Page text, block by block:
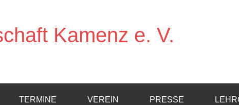
Kamenz e. V.
TERMINE VEREIN PRESSE